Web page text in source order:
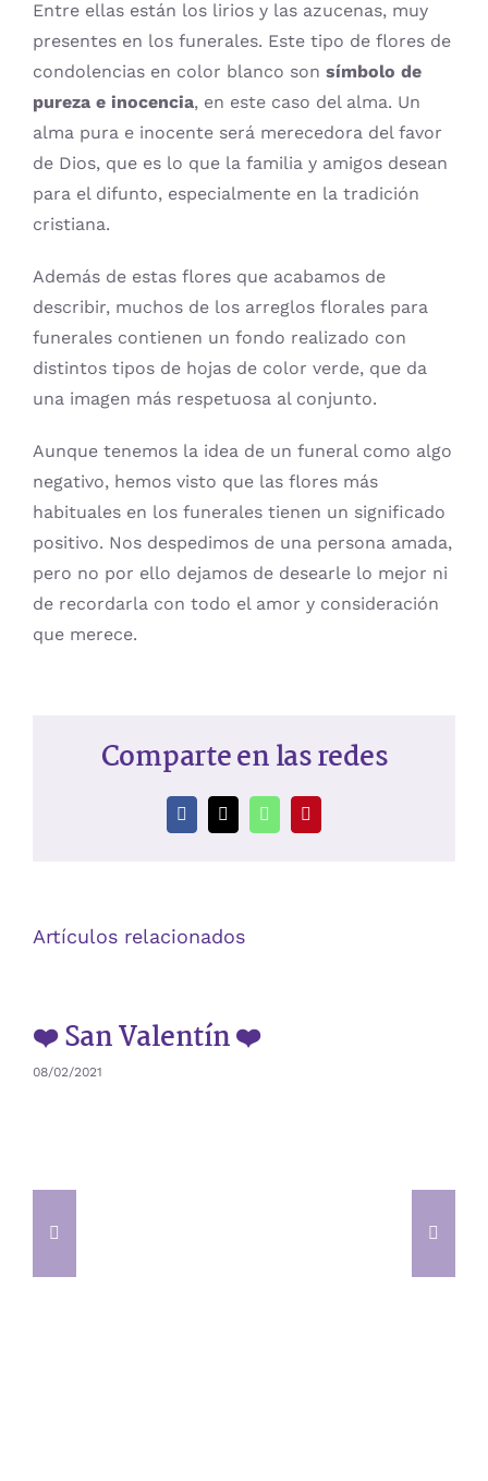
Entre ellas están los lirios y las azucenas, muy
presentes en los funerales. Este tipo de flores de
condolencias en color blanco son símbolo de
pureza e inocencia, en este caso del alma. Un
alma pura e inocente será merecedora del favor
de Dios, que es lo que la familia y amigos desean
para el difunto, especialmente en la tradición
cristiana.
Además de estas flores que acabamos de
describir, muchos de los arreglos florales para
funerales contienen un fondo realizado con
distintos tipos de hojas de color verde, que da
una imagen más respetuosa al conjunto.
Aunque tenemos la idea de un funeral como algo
negativo, hemos visto que las flores más
habituales en los funerales tienen un significado
positivo. Nos despedimos de una persona amada,
pero no por ello dejamos de desearle lo mejor ni
de recordarla con todo el amor y consideración
que merece.
Comparte en las redes
Facebook
X WhatsAppPinterest
Artículos relacionados
❤️ San Valentín ❤️
08/02/2021